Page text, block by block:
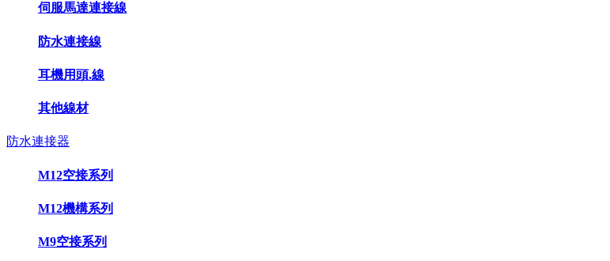
伺服馬達連接線
防水連接線
耳機用頭.線
其他線材
防水連接器
M12空接系列
M12機構系列
M9空接系列